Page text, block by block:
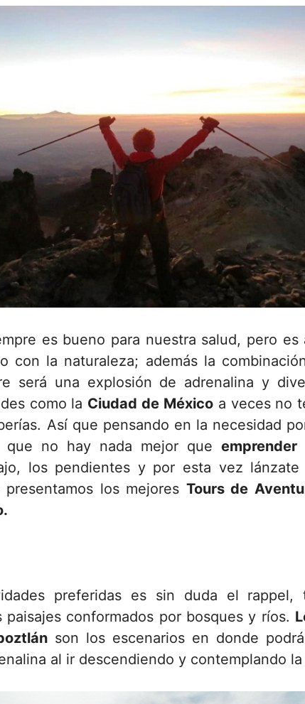
es bueno para nuestra salud, pero es
con la naturaleza; además la
será una explosión de adrenalina y
como la Ciudad de Méxicoa veces no
Así que pensando en la necesidad
que no hay nada mejor que emprender
los pendientes y por esta vez
presentamos los mejores Tours de
preferidas es sin duda el rappel,
paisajes conformados por bosques y ríos.
son los escenarios en donde
al ir descendiendo y contemplando